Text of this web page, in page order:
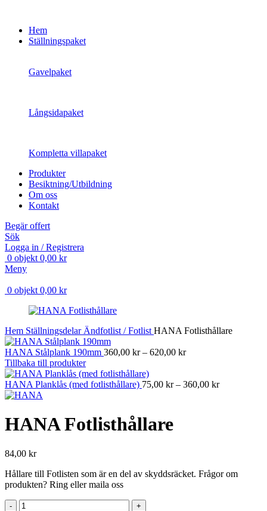
Hem
Ställningspaket
Gavelpaket
Långsidapaket
Kompletta villapaket
Produkter
Besiktning/Utbildning
Om oss
Kontakt
Begär offert
Sök
Logga in / Registrera
0 objekt 0,00 kr
Meny
0 objekt 0,00 kr
Hem Ställningsdelar Ändfotlist / Fotlist HANA Fotlisthållare
HANA Stålplank 190mm 360,00 kr– 620,00 kr
Tillbaka till produkter
HANA Planklås (med fotlisthållare) 75,00 kr– 360,00 kr
HANA Fotlisthållare
84,00 kr
Hållare till Fotlisten som är en del av skyddsräcket. Frågor om
produkten? Ring eller maila oss
HANA